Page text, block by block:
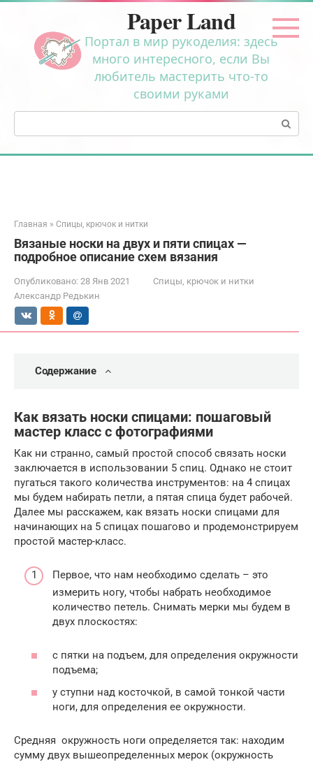
Перейти
контенту
Paper Land
Портал в мир рукоделия: здесь
много интересного, если Вы
любитель мастерить что-то
своими руками
Поиск:
Главная » Спицы, крючок и нитки
Вязаные носки на двух и пяти спицах —
подробное описание схем вязания
Опубликовано: 28 Янв 2021
Спицы, крючок и нитки
Александр Редькин
Содержание
Как вязать носки спицами: пошаговый
мастер класс с фотографиями
Как ни странно, самый простой способ связать носки
заключается в использовании 5 спиц. Однако не стоит
пугаться такого количества инструментов: на 4 спицах
мы будем набирать петли, а пятая спица будет рабочей.
Далее мы расскажем, как вязать носки спицами для
начинающих на 5 спицах пошагово и продемонстрируем
простой мастер-класс.
Первое, что нам необходимо сделать – это
измерить ногу, чтобы набрать необходимое
количество петель. Снимать мерки мы будем в
двух плоскостях:
с пятки на подъем, для определения окружности
подъема;
у ступни над косточкой, в самой тонкой части
ноги, для определения ее окружности.
Средняя окружность ноги определяется так: находим
сумму двух вышеопределенных мерок (окружность